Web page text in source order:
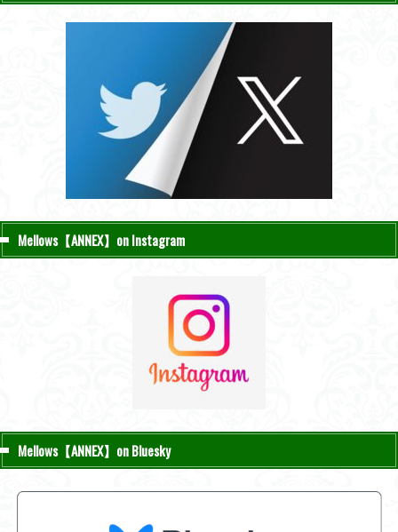
Mellows【ANNEX】on Instagram
Mellows【ANNEX】on Bluesky